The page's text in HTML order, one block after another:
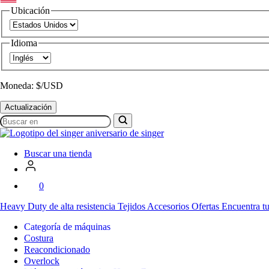
Ubicación
Idioma
Moneda: $/USD
Actualización
Buscar
en
SVP
WorldwideBuscar una tienda
0
Heavy Duty de alta resistencia Tejidos Accesorios Ofertas Encuentra
Categoría de máquinas
Costura
Reacondicionado
Overlock